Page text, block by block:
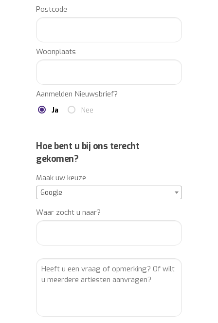
professionele partner voor de regie,
productie en totaalorganisatie van uw
info@buro2010.nl – 036-7600140.
Postcode
Woonplaats
Aanmelden Nieuwsbrief?
Ja Nee
Hoe bent u bij ons terecht
gekomen?
Maak uw keuze
Google
Waar zocht u naar?